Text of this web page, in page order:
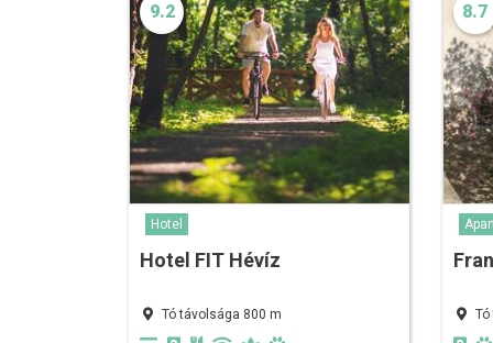
9.2
Hotel
Hotel FIT Hévíz
Tó távolsága 800 m
8.7